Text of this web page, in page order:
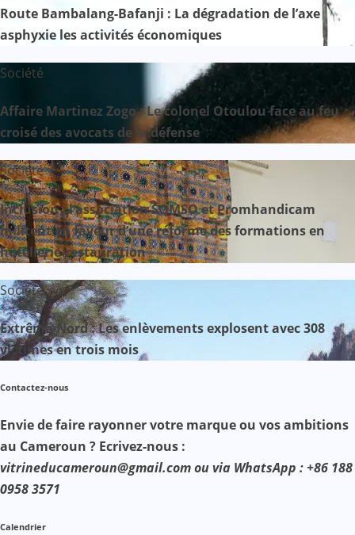
Route Bambalang-Bafanji : La dégradation de l’axe
asphyxie les activités économiques
Société
Affaire Martinez Zogo : Le colonel Otoulou face au feu
croisé des avocats de la défense
Société
Inclusion : l’association SOMSO et Promhandicam
militent en faveur d’une réforme des formations en
hôtellerie-restauration
Société
Extrême-Nord : Les enlèvements explosent avec 308
victimes en trois mois
Contactez-nous
Envie de faire rayonner votre marque ou vos ambitions
au Cameroun ? Ecrivez-nous :
vitrineducameroun@gmail.com ou via WhatsApp : +86 188
0958 3571
Calendrier